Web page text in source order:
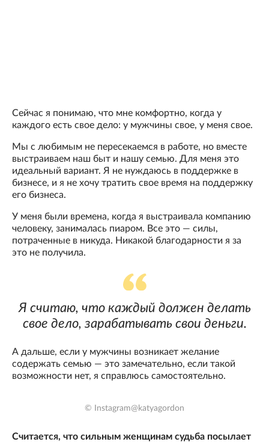
Сейчас я понимаю, что мне комфортно, когда у
каждого есть свое дело: у мужчины свое, у меня свое.
Мы с любимым не пересекаемся в работе, но вместе
выстраиваем наш быт и нашу семью. Для меня это
идеальный вариант. Я не нуждаюсь в поддержке в
бизнесе, и я не хочу тратить свое время на поддержку
его бизнеса.
У меня были времена, когда я выстраивала компанию
человеку, занималась пиаром. Все это — силы,
потраченные в никуда. Никакой благодарности я за
это не получила.
Я считаю, что каждый должен делать
свое дело, зарабатывать свои деньги.
А дальше, если у мужчины возникает желание
содержать семью — это замечательно, если такой
возможности нет, я справлюсь самостоятельно.
© Instagram@katyagordon
Считается, что сильным женщинам судьба посылает